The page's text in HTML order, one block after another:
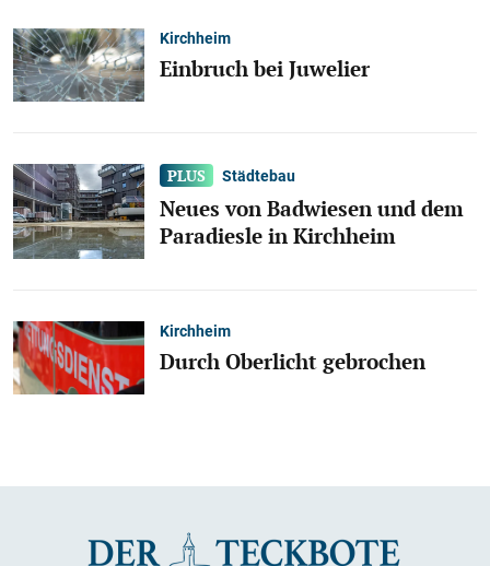
Kirchheim
Einbruch bei Juwelier
Städtebau
Neues von Badwiesen und dem
Paradiesle in Kirchheim
Kirchheim
Durch Oberlicht gebrochen